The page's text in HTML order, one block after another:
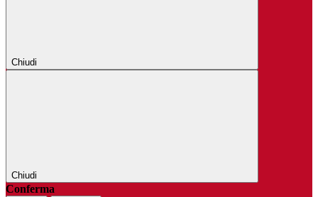
Chiudi
Chiudi
Conferma